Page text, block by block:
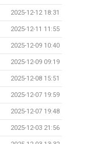
2025-12-12 18:31
2025-12-11 11:55
2025-12-09 10:40
2025-12-09 09:19
2025-12-08 15:51
2025-12-07 19:59
2025-12-07 19:48
2025-12-03 21:56